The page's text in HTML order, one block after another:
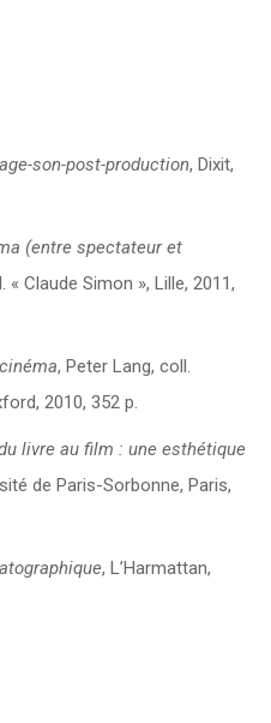
son-post-production, Dixit,
(entre spectateur et
Claude Simon », Lille, 2011,
, Peter Lang, coll.
2010, 352 p.
livre au film : une esthétique
de Paris-Sorbonne, Paris,
, L’Harmattan,